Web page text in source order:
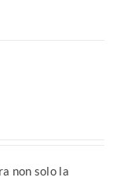
non solo la